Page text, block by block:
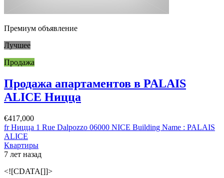
Премиум объявление
Лучшее
Продажа
Продажа апартаментов в PALAIS
ALICE Ницца
€417,000
fr Ницца 1 Rue Dalpozzo 06000 NICE Building Name : PALAIS
ALICE
Квартиры
7 лет назад
<![CDATA[]]>